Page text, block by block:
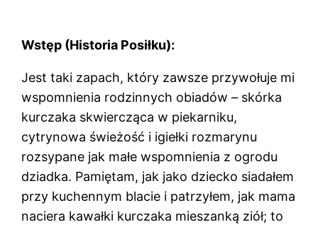
Wstęp (Historia Posiłku):
Jest taki zapach, który zawsze przywołuje mi
wspomnienia rodzinnych obiadów – skórka
kurczaka skwiercząca w piekarniku,
cytrynowa świeżość i igiełki rozmarynu
rozsypane jak małe wspomnienia z ogrodu
dziadka. Pamiętam, jak jako dziecko siadałem
przy kuchennym blacie i patrzyłem, jak mama
naciera kawałki kurczaka mieszanką ziół; to